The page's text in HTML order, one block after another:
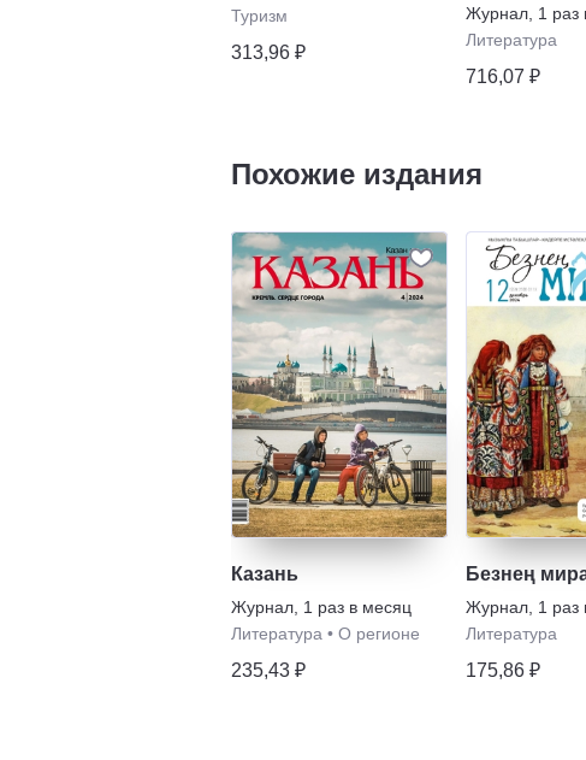
Туризм
313,96 ₽
Журнал 1 раз
Литература
716,07 ₽
Похожие издания
Казань
Журнал 1 раз в месяц
Литература • О регионе
235,43 ₽
Безнең
Журнал 1 раз
Литература
175,86 ₽